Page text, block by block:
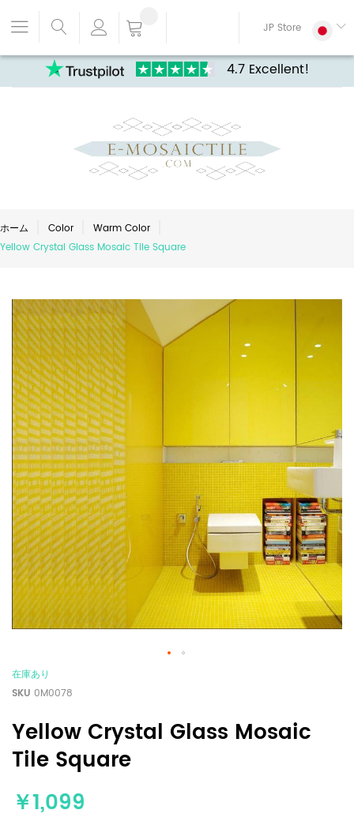
4.7 Excellent!
JP Store
ホーム Color
Warm Color
Yellow Crystal Glass Mosaic Tile Square
在庫あり
SKU 0M0078
Yellow Crystal Glass Mosaic
Tile Square
￥1,099